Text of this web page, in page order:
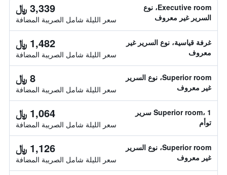
Executive room، نوع
السرير غير معروف
3,339 ﷼
سعر الليلة شامل الصريبة المضافة
غرفة قياسية، نوع السرير غير
معروف
1,482 ﷼
سعر الليلة شامل الصريبة المضافة
Superior room، نوع السرير
غير معروف
8 ﷼
سعر الليلة شامل الصريبة المضافة
Superior room، 1 سرير
توأم
1,064 ﷼
سعر الليلة شامل الصريبة المضافة
Superior room، نوع السرير
غير معروف
1,126 ﷼
سعر الليلة شامل الصريبة المضافة